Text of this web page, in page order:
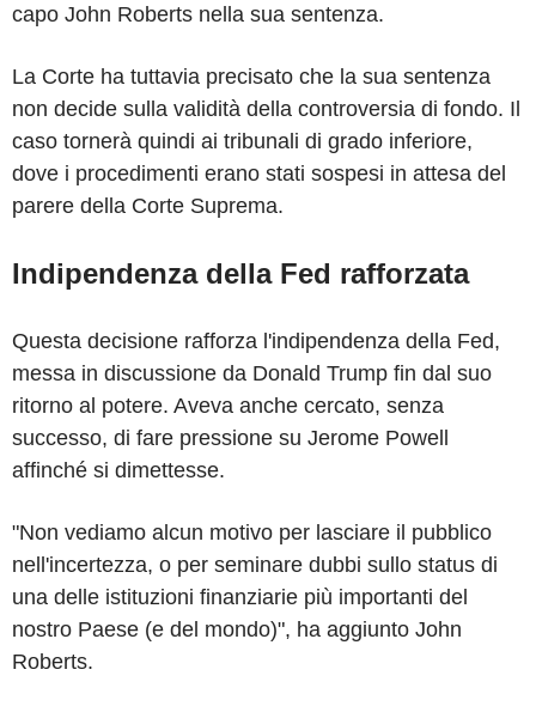
capo John Roberts nella sua sentenza.
La Corte ha tuttavia precisato che la sua sentenza
non decide sulla validità della controversia di fondo. Il
caso tornerà quindi ai tribunali di grado inferiore,
dove i procedimenti erano stati sospesi in attesa del
parere della Corte Suprema.
Indipendenza della Fed rafforzata
Questa decisione rafforza l'indipendenza della Fed,
messa in discussione da Donald Trump fin dal suo
ritorno al potere. Aveva anche cercato, senza
successo, di fare pressione su Jerome Powell
affinché si dimettesse.
"Non vediamo alcun motivo per lasciare il pubblico
nell'incertezza, o per seminare dubbi sullo status di
una delle istituzioni finanziarie più importanti del
nostro Paese (e del mondo)", ha aggiunto John
Roberts.